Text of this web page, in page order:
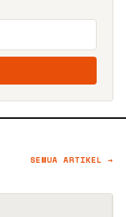
SEMUA ARTIKEL →